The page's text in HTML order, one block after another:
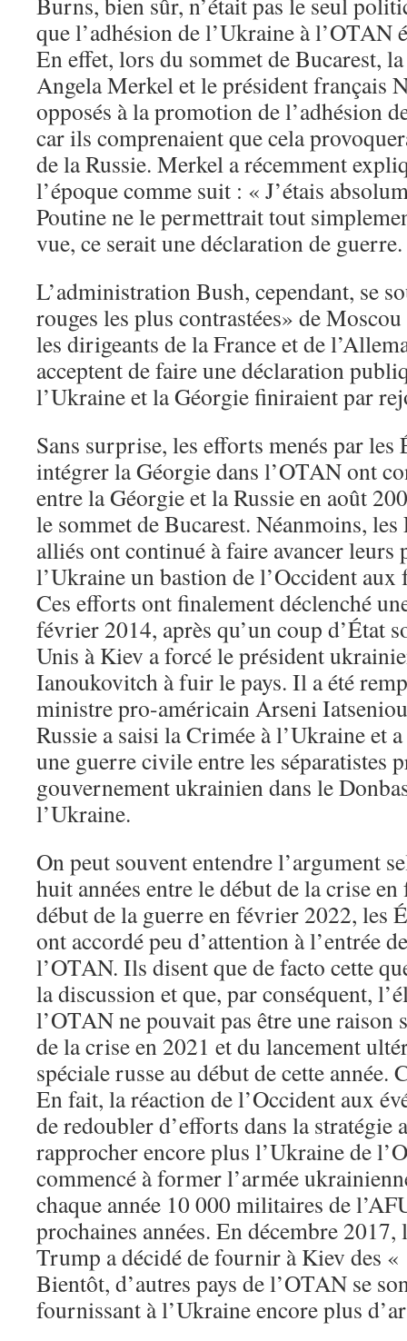
que l’adhésion de l’Ukraine à l’OTAN
En effet, lors du sommet de Bucarest,
Angela Merkel et le président français
opposés à la promotion de l’adhésion
car ils comprenaient que cela
de la Russie. Merkel a récemment
l’époque comme suit : « J’étais
Poutine ne le permettrait tout
vue, ce serait une déclaration de guerre.
L’administration Bush, cependant, se
rouges les plus contrastées» de
les dirigeants de la France et de
acceptent de faire une déclaration
l’Ukraine et la Géorgie finiraient par
Sans surprise, les efforts menés par
intégrer la Géorgie dans l’OTAN ont
entre la Géorgie et la Russie en août
le sommet de Bucarest. Néanmoins,
alliés ont continué à faire avancer leurs
l’Ukraine un bastion de l’Occident aux
Ces efforts ont finalement déclenché
février 2014, après qu’un coup d’État
Unis à Kiev a forcé le président
Ianoukovitch à fuir le pays. Il a été
ministre pro-américain Arseni
Russie a saisi la Crimée à l’Ukraine et
une guerre civile entre les séparatistes
gouvernement ukrainien dans le
l’Ukraine.
On peut souvent entendre l’argument
huit années entre le début de la crise
début de la guerre en février 2022, les
ont accordé peu d’attention à l’entrée
l’OTAN. Ils disent que de facto cette
la discussion et que, par conséquent,
l’OTAN ne pouvait pas être une raison
de la crise en 2021 et du lancement
spéciale russe au début de cette année.
En fait, la réaction de l’Occident aux
de redoubler d’efforts dans la stratégie
rapprocher encore plus l’Ukraine de
commencé à former l’armée
chaque année 10 000 militaires de
prochaines années. En décembre
Trump a décidé de fournir à Kiev des
Bientôt, d’autres pays de l’OTAN se
fournissant à l’Ukraine encore plus